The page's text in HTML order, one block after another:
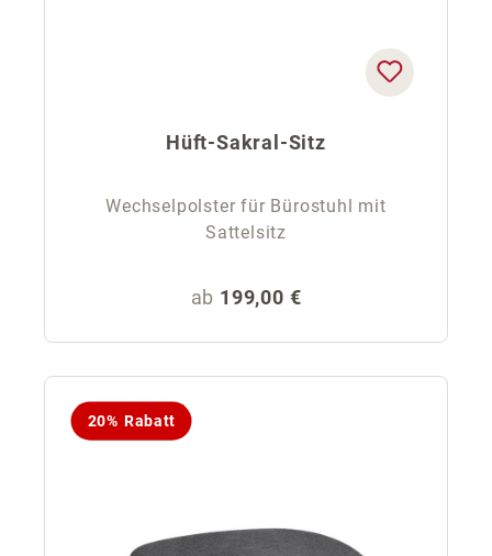
Hüft-Sakral-Sitz
Wechselpolster für Bürostuhl mit
Sattelsitz
Regulärer Preis:
ab 199,00 €
20% Rabatt